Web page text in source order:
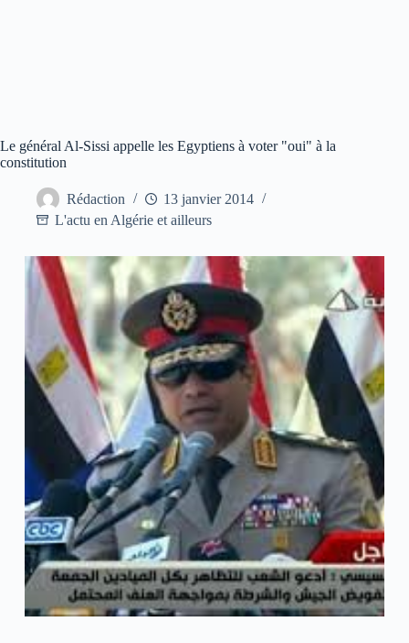
Le général Al-Sissi appelle les Egyptiens à voter "oui" à la
constitution
Rédaction
13 janvier 2014
L'actu en Algérie et ailleurs